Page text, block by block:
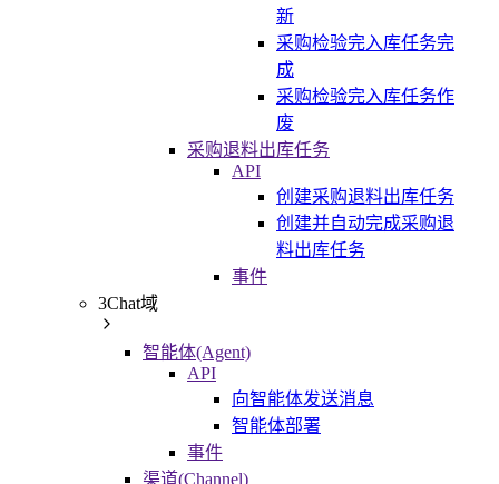
新
采购检验完入库任务完
成
采购检验完入库任务作
废
采购退料出库任务
API
创建采购退料出库任务
创建并自动完成采购退
料出库任务
事件
3Chat域
智能体(Agent)
API
向智能体发送消息
智能体部署
事件
渠道(Channel)